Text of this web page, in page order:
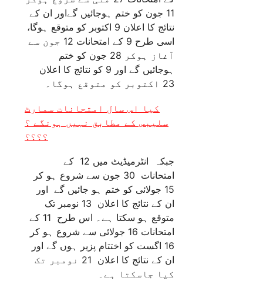
11 جون کو ختم ہوجائیں گےاور ان کے
نتائج کا اعلان 9 اکتوبر کو متوقع ہوگا،
اسی طرح 9 کے امتحانات 12 جون سے
آغاز ہوکر 28 جون کو ختم
ہوجائیں گے اور 9 کو نتائج کا اعلان
23 اکتوبر کو متوقع ہوگا۔
کیا اس سال امتحانات سمارٹ
سلیبس کے مطابق نہیں ہونگے ؟
؟؟؟؟
جبکہ انٹرمیڈیٹ میں 12 کے
امتحانات 30 جون سے شروع ہو کر
15 جولائی کو ختم ہو جائیں گے اور
ان کے نتائج کا اعلان 13 نومبر تک
متوقع ہو سکتا ہے۔ اس طرح 11 کے
امتحانات 16 جولائی سے شروع ہو کر
16 اگست کو اختتام پزیر ہوں گے اور
ان کے نتائج کا اعلان 21 نومبر تک
کیا جاسکتا ہے۔